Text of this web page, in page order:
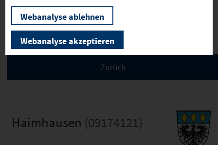
Kommunale Infrastruktur
Haimhausen (09174121)
Webanalyse ablehnen
Webanalyse akzeptieren